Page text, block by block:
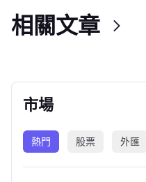
市場
熱門 股票 外匯
相關文章